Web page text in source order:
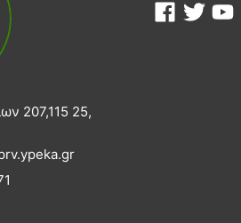
207,115 25,